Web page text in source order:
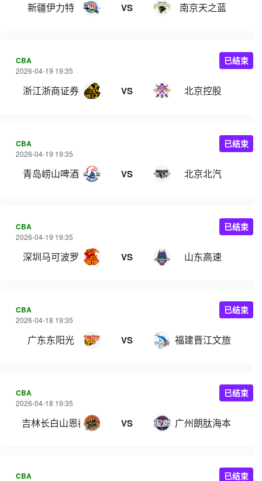
新疆伊力特 VS 南京天之蓝
CBA
2026-04-19 19:35
浙江浙商证券 VS 北京控股
已结束
CBA
2026-04-19 19:35
青岛崂山啤酒 VS 北京北汽
已结束
CBA
2026-04-19 19:35
深圳马可波罗 VS 山东高速
已结束
CBA
2026-04-18 19:35
广东东阳光 VS 福建晋江文旅
已结束
CBA
2026-04-18 19:35
吉林长白山恩都里 VS 广州朗肽海本
已结束
CBA 已结束